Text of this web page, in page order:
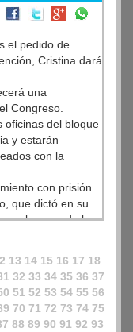
de procesarla
parlamentario
del atentado a
el pedido de
Cristina dará
una
Congreso.
oficinas del bloque
y estarán
con la
con prisión
que dictó en su
el marco de la
13 14 15 16 17 18
32 33 34 35 36 37
51 52 53 54 55 56
70 71 72 73 74 75
88 89 90 91 92 93